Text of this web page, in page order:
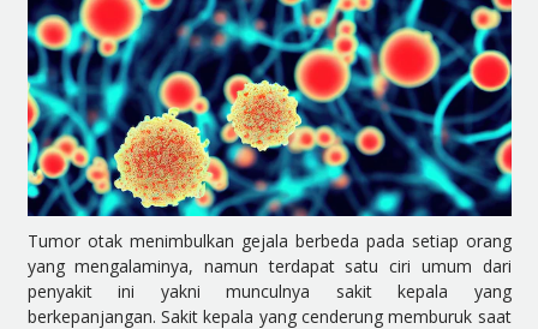
Tumor otak menimbulkan gejala berbeda pada setiap orang
yang mengalaminya, namun terdapat satu ciri umum dari
penyakit ini yakni munculnya sakit kepala yang
berkepanjangan. Sakit kepala yang cenderung memburuk saat